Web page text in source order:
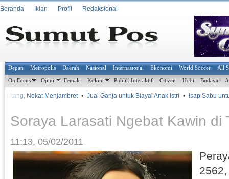
Beranda Iklan Profil Redaksional
Depan Metropolis Daerah Nasional Internasional Ekonomi World Soccer All
On Focus Opini Female Kolom Publik Interaktif Citizen Hobi Budaya
Nekat Menjambret • Jual Ganja untuk Biayai Anak Istri • Isap Sabu
Soraya Larasati Ngebat Kawin di
11:13, 05/02/2011